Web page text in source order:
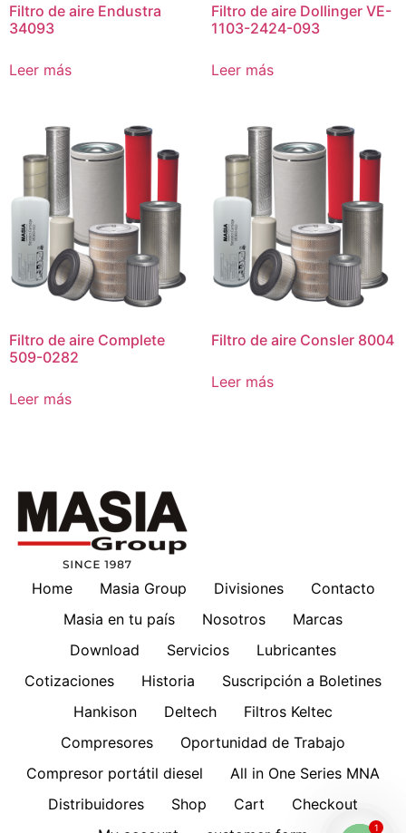
Filtro de aire Endustra
34093
Leer más
Filtro de aire Dollinger VE-
1103-2424-093
Leer más
Filtro de aire Complete
509-0282
Leer más
Filtro de aire Consler 8004
Leer más
Home Masia Group Divisiones
Contacto
Masia en tu país
Nosotros
Marcas
Download
Servicios
Lubricantes
Cotizaciones
Historia
Suscripción a Boletines
Hankison
Deltech
Filtros Keltec
Compresores
Oportunidad de Trabajo
Compresor portátil diesel
All in One Series MNA
Distribuidores
Shop Cart
Checkout
1